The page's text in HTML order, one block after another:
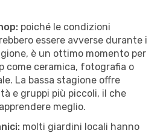
poiché le condizioni
essere avverse durante i
è un ottimo momento per
come ceramica, fotografia o
La bassa stagione offre
e gruppi più piccoli, il che
meglio.
molti giardini locali hanno